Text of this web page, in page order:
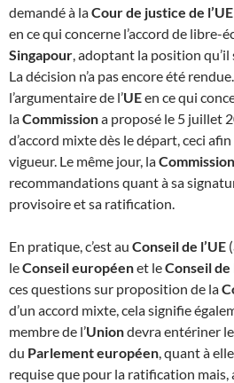
demandé à laCour de justice de l’UE
en ce qui concerne l’accord de libre-
Singapour, adoptant la position qu’il
La décision n’a pas encore été
l’argumentaire de l’UEen ce qui
laCommissiona proposé le 5 juillet
d’accord mixte dès le départ, ceci
vigueur. Le même jour, laCommission
recommandations quant à sa
provisoire et sa ratification.
En pratique, c’est au Conseil de l’UE
leConseil européenet leConseil de
ces questions sur proposition de la
d’un accord mixte, cela signifie
membre de l’Uniondevra entériner
du Parlement européen, quant à
requise que pour la ratification mais,